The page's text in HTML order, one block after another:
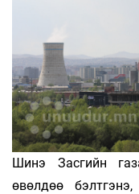
Шинэ Засгийн
өвөлдөө